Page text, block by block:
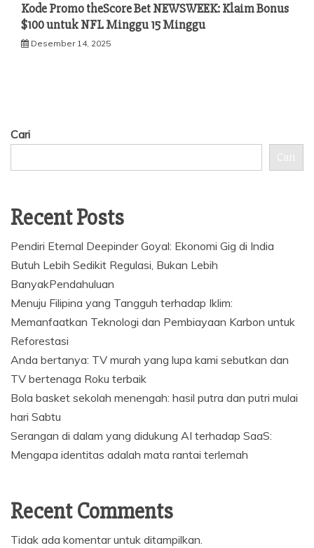
Kode Promo theScore Bet NEWSWEEK: Klaim Bonus
$100 untuk NFL Minggu 15 Minggu
Desember 14, 2025
Cari
Cari
Recent Posts
Pendiri Eternal Deepinder Goyal: Ekonomi Gig di India
Butuh Lebih Sedikit Regulasi, Bukan Lebih
BanyakPendahuluan
Menuju Filipina yang Tangguh terhadap Iklim:
Memanfaatkan Teknologi dan Pembiayaan Karbon untuk
Reforestasi
Anda bertanya: TV murah yang lupa kami sebutkan dan
TV bertenaga Roku terbaik
Bola basket sekolah menengah: hasil putra dan putri mulai
hari Sabtu
Serangan di dalam yang didukung AI terhadap SaaS:
Mengapa identitas adalah mata rantai terlemah
Recent Comments
Tidak ada komentar untuk ditampilkan.